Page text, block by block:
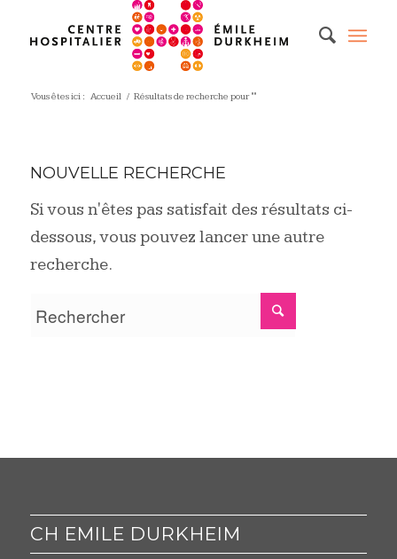
Vous êtes ici : Accueil / Résultats de recherche pour ""
NOUVELLE RECHERCHE
Si vous n'êtes pas satisfait des résultats ci-
dessous, vous pouvez lancer une autre
recherche.
CH EMILE DURKHEIM